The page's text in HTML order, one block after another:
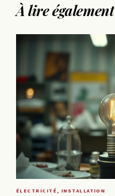
À lire également
ÉLECTRICITÉ, INSTALLATION